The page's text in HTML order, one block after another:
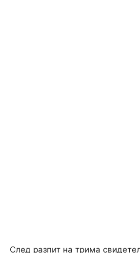
След разпит на трима